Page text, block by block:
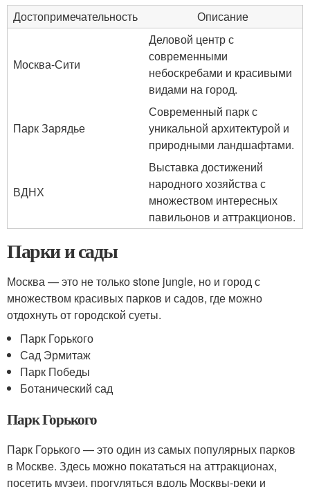
Достопримечательность
Описание
Москва-Сити
Деловой центр с
современными
небоскребами и красивыми
видами на город.
Парк Зарядье
Современный парк с
уникальной архитектурой и
природными ландшафтами.
ВДНХ
Выставка достижений
народного хозяйства с
множеством интересных
павильонов и аттракционов.
Парки и сады
Москва — это не только stone jungle, но и город с
множеством красивых парков и садов, где можно
отдохнуть от городской суеты.
Парк Горького
Сад Эрмитаж
Парк Победы
Ботанический сад
Парк Горького
Парк Горького — это один из самых популярных парков
в Москве. Здесь можно покататься на аттракционах,
посетить музеи, прогуляться вдоль Москвы-реки и